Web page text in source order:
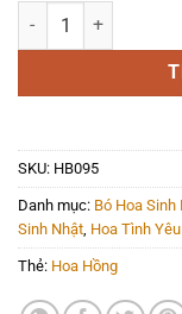
Hoa Bó - HB095 số
SKU: HB095
Danh mục: Bó Hoa Sinh
Sinh Nhật, Hoa Tình Yêu
Thẻ: Hoa Hồng